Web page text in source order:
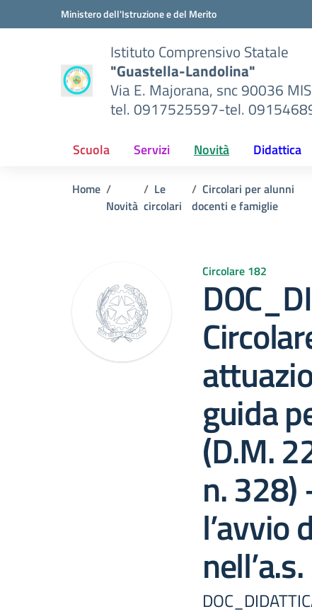
Vai ai contenuti
Vai al menu di navigazioneMinistero dell'Istruzione e del Merito
Istituto Comprensivo Statale
"Guastella-Landolina"
Via E. Majorana, snc 90036
tel. 0917525597-tel.
Scuola Servizi Novità Didattica
Home
Novità
Le
circolari
Circolari per alunni
docenti e famiglie
Circolare 182
guida
(D.M.
n. 328)
l’avvio